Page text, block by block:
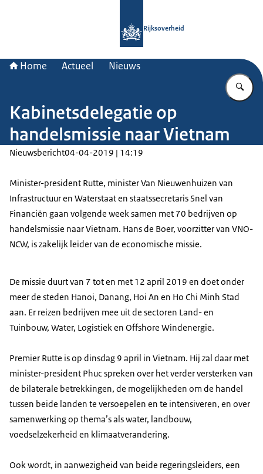
Rijksoverheid
Home Actueel Nieuws
Kabinetsdelegatie op
handelsmissie naar Vietnam
Nieuwsbericht04-04-2019 | 14:19
Minister-president Rutte, minister Van Nieuwenhuizen van
Infrastructuur en Waterstaat en staatssecretaris Snel van
Financiën gaan volgende week samen met 70 bedrijven op
handelsmissie naar Vietnam. Hans de Boer, voorzitter van VNO-
NCW, is zakelijk leider van de economische missie.
De missie duurt van 7 tot en met 12 april 2019 en doet onder
meer de steden Hanoi, Danang, Hoi An en Ho Chi Minh Stad
aan. Er reizen bedrijven mee uit de sectoren Land- en
Tuinbouw, Water, Logistiek en Offshore Windenergie.
Premier Rutte is op dinsdag 9 april in Vietnam. Hij zal daar met
minister-president Phuc spreken over het verder versterken van
de bilaterale betrekkingen, de mogelijkheden om de handel
tussen beide landen te versoepelen en te intensiveren, en over
samenwerking op thema’s als water, landbouw,
voedselzekerheid en klimaatverandering.
Ook wordt, in aanwezigheid van beide regeringsleiders, een